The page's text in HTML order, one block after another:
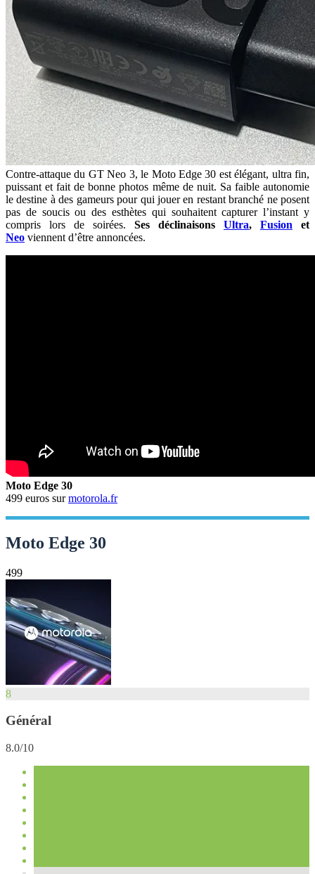
Contre-attaque du GT Neo 3, le Moto Edge 30 est élégant, ultra fin,
puissant et fait de bonne photos même de nuit. Sa faible autonomie
le destine à des gameurs pour qui jouer en restant branché ne posent
pas de soucis ou des esthètes qui souhaitent capturer l’instant y
compris lors de soirées. Ses déclinaisons Ultra, Fusion et
Neo viennent d’être annoncées.
Moto Edge 30
499 euros surmotorola.fr
Moto Edge 30
499
8
Général
8.0/10